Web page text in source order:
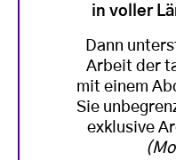
in voller
Dann
Arbeit der
mit einem
Sie
exklusive